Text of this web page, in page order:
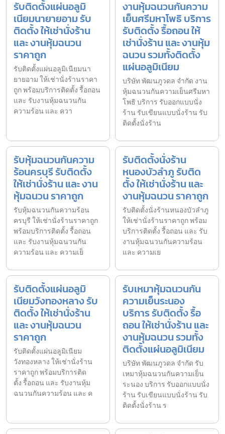
รับติดตั้งแผ่นอลูมิ
เนียมนายายอาม รับ
ติดตั้ง ให้เช่านั่งร้าน
และ งานหุ้มฉนวน
ราคาถูก
รับติดตั้งแผ่นอลูมิเนียมนา
ยายอาม ให้เช่านั่งร้านราคา
ถูก พร้อมบริการติดตั้ง รื้อถอน
และ รับงานหุ้มฉนวนกัน
ความร้อน และ ควา
งานหุ้มฉนวนกันความ
เย็นศรีมหาโพธิ บริการ
รับติดตั้ง รื้อถอน ให้
เช่านั่งร้าน และ งานหุ้ม
ฉนวน รวมทั้งติดตั้ง
แผ่นอลูมิเนียม
บริษัท พัฒนภูวดล จำกัด งาน
หุ้มฉนวนกันความเย็นศรีมหา
โพธิ บริการ รับออกแบบนั่ง
ร้าน รับเขียนแบบนั่งร้าน รับ
ติดตั้งนั่งร้าน
รับหุ้มฉนวนกันความ
ร้อนครบุรี รับติดตั้ง
ให้เช่านั่งร้าน และ งาน
หุ้มฉนวน ราคาถูก
รับหุ้มฉนวนกันความร้อน
ครบุรี ให้เช่านั่งร้านราคาถูก
พร้อมบริการติดตั้ง รื้อถอน
และ รับงานหุ้มฉนวนกัน
ความร้อน และ ความเย็
รับติดตั้งนั่งร้าน
หนองบัวลำภู รับติด
ตั้ง ให้เช่านั่งร้าน และ
งานหุ้มฉนวน ราคาถูก
รับติดตั้งนั่งร้านหนองบัวลำภู
ให้เช่านั่งร้านราคาถูก พร้อม
บริการติดตั้ง รื้อถอน และ รับ
งานหุ้มฉนวนกันความร้อน
และ ความเย
รับติดตั้งแผ่นอลูมิ
เนียมวังทองหลาง รับ
ติดตั้ง ให้เช่านั่งร้าน
และ งานหุ้มฉนวน
ราคาถูก
รับติดตั้งแผ่นอลูมิเนียม
วังทองหลาง ให้เช่านั่งร้าน
ราคาถูก พร้อมบริการติด
ตั้ง รื้อถอน และ รับงานหุ้ม
ฉนวนกันความร้อน และ ค
รับเหมาหุ้มฉนวนกัน
ความเย็นระนอง
บริการ รับติดตั้ง รื้อ
ถอน ให้เช่านั่งร้าน และ
งานหุ้มฉนวน รวมทั้ง
ติดตั้งแผ่นอลูมิเนียม
บริษัท พัฒนภูวดล จำกัด รับ
เหมาหุ้มฉนวนกันความเย็น
ระนอง บริการ รับออกแบบนั่ง
ร้าน รับเขียนแบบนั่งร้าน รับ
ติดตั้งนั่งร้าน ร